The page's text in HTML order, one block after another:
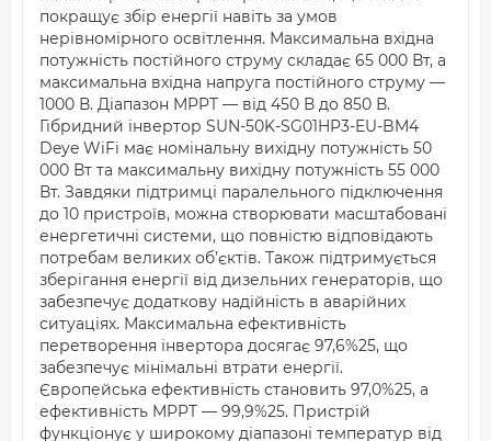
покращує збір енергії навіть за умов
нерівномірного освітлення. Максимальна вхідна
потужність постійного струму складає 65 000 Вт, а
максимальна вхідна напруга постійного струму —
1000 В. Діапазон MPPT — від 450 В до 850 В.
Гібридний інвертор SUN-50K-SG01HP3-EU-BM4
Deye WiFi має номінальну вихідну потужність 50
000 Вт та максимальну вихідну потужність 55 000
Вт. Завдяки підтримці паралельного підключення
до 10 пристроїв, можна створювати масштабовані
енергетичні системи, що повністю відповідають
потребам великих об’єктів. Також підтримується
зберігання енергії від дизельних генераторів, що
забезпечує додаткову надійність в аварійних
ситуаціях. Максимальна ефективність
перетворення інвертора досягає 97,6%25, що
забезпечує мінімальні втрати енергії.
Європейська ефективність становить 97,0%25, а
ефективність MPPT — 99,9%25. Пристрій
функціонує у широкому діапазоні температур від